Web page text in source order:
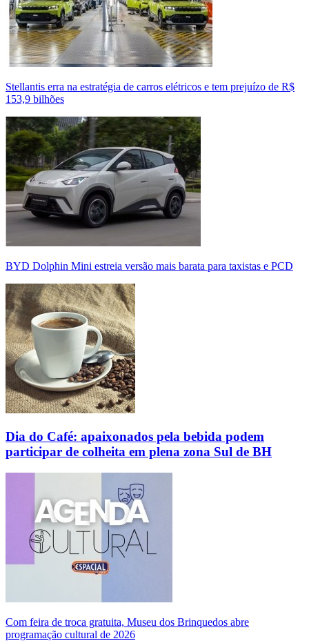
Stellantis erra na estratégia de carros elétricos e tem prejuízo de R$
153,9 bilhões
BYD Dolphin Mini estreia versão mais barata para taxistas e PCD
Dia do Café: apaixonados pela bebida podem
participar de colheita em plena zona Sul de BH
Com feira de troca gratuita, Museu dos Brinquedos abre
programação cultural de 2026